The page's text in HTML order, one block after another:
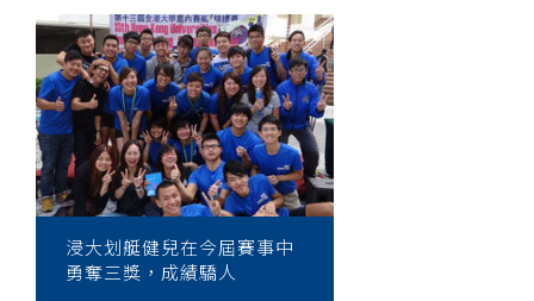
香
港
大
學
室
浸大划艇健兒在今屆賽事中
勇奪三獎，成績驕人